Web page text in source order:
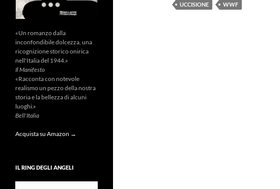
UCCISIONE
WWF
«Un romanzo dalla
inconfondibile dolcezza, una
ricognizione storico onirica
nell'Italia del 1944.»
Il Manifesto
«Racconta con notevole
realismo un pezzo della nostra
storia e la bellezza di alcuni
luoghi.»
Bell'Italia
Acquista su Amazon →
IL RING DEGLI ANGELI